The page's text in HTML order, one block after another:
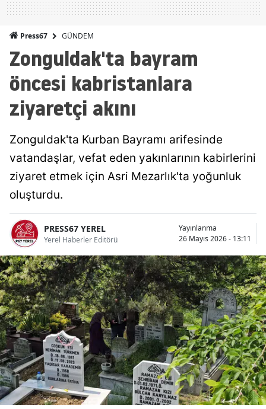
Press67 GÜNDEM
Zonguldak'ta bayram
öncesi kabristanlara
ziyaretçi akını
Zonguldak'ta Kurban Bayramı arifesinde
vatandaşlar, vefat eden yakınlarının kabirlerini
ziyaret etmek için Asri Mezarlık'ta yoğunluk
oluşturdu.
PRESS67 YEREL
Yerel Haberler Editörü
Yayınlanma
26 Mayıs 2026 - 13:11